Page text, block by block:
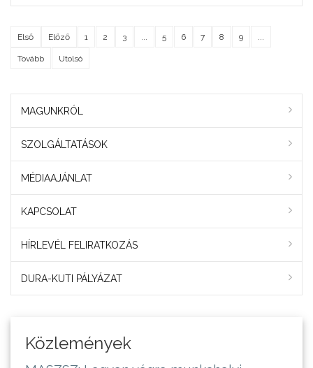
Első Előző 1 2 3 5 6 7 8 9
Tovább Utolsó
MAGUNKRÓL
SZOLGÁLTATÁSOK
MÉDIAAJÁNLAT
KAPCSOLAT
HÍRLEVÉL FELIRATKOZÁS
DURA-KUTI PÁLYÁZAT
Közlemények